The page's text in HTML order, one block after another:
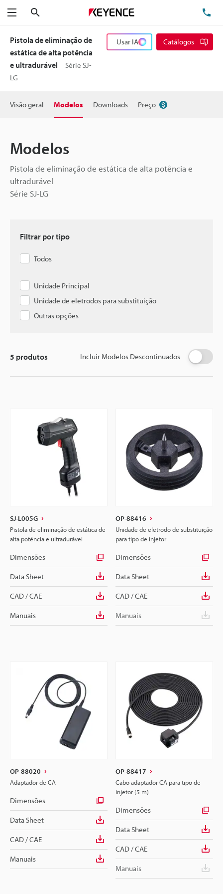
Menu
Pistola de eliminação de
estática de alta potência
e ultradurável
Série SJ-
LG
Usar IA Catálogos
Visão geral Modelos Downloads Preço
Modelos
Pistola de eliminação de estática de alta potência e
ultradurável
Série SJ-LG
Filtrar por tipo
Todos
Unidade Principal
Unidade de eletrodos para substituição
Outras opções
Incluir Modelos Descontinuados
5 produtos
SJ-L005G
Pistola de eliminação de estática de
alta potência e ultradurável
Dimensões
Data Sheet
CAD / CAE
Manuais
OP-88416
Unidade de eletrodo de substituição
para tipo de injetor
Dimensões
Data Sheet
CAD / CAE
Manuais
OP-88020
Adaptador de CA
Dimensões
Data Sheet
CAD / CAE
Manuais
OP-88417
Cabo adaptador CA para tipo de
injetor (5 m)
Dimensões
Data Sheet
CAD / CAE
Manuais